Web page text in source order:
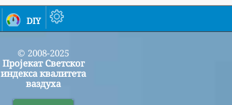
diy
© 2008-2025
Пројекат Светског
индекса квалитета
ваздуха